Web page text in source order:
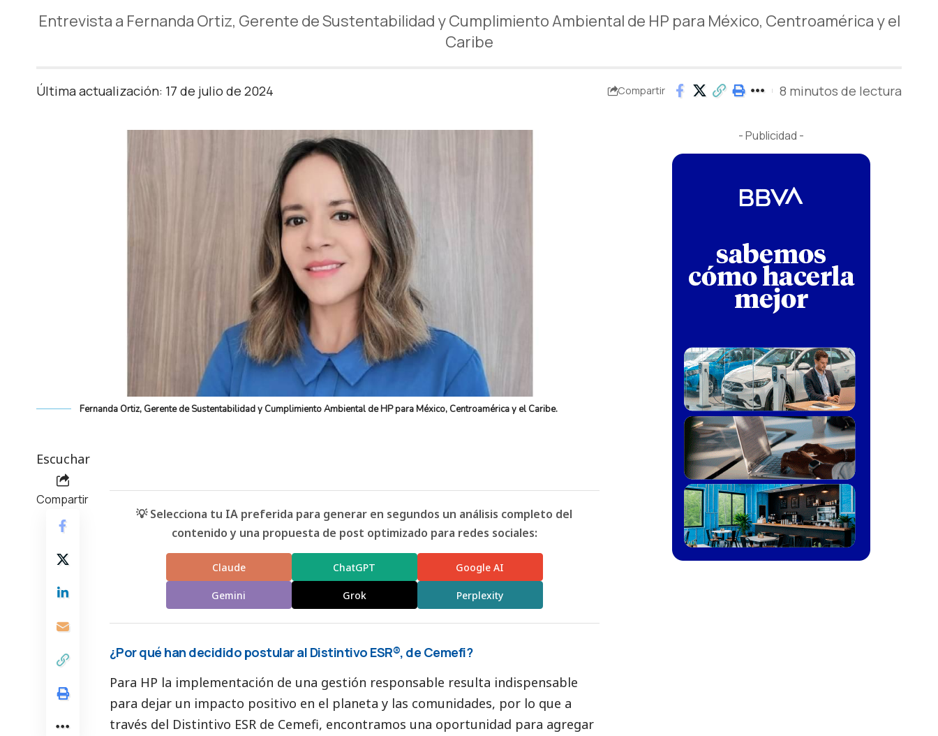
Entrevista a Fernanda Ortiz, Gerente de Sustentabilidad y Cumplimiento Ambiental de HP para México, Centroamérica y el
Caribe
Última actualización: 17 de julio de 2024 Compartir 8 minutos de lectura
Fernanda Ortiz, Gerente de Sustentabilidad y Cumplimiento Ambiental de HP para México, Centroamérica y el Caribe.
Escuchar
Compartir
💡 Selecciona tu IA preferida para generar en segundos un análisis completo del
contenido y una propuesta de post optimizado para redes sociales:
Claude ChatGPT Google AI
Gemini Grok Perplexity
¿Por qué han decidido postular al Distintivo ESR®, de Cemefi?
Para HP la implementación de una gestión responsable resulta indispensable
para dejar un impacto positivo en el planeta y las comunidades, por lo que a
través del Distintivo ESR de Cemefi, encontramos una oportunidad para agregar
- Publicidad -